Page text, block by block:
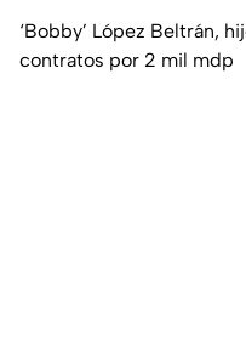
‘Bobby’ López Beltrán,
contratos por 2 mil mdp